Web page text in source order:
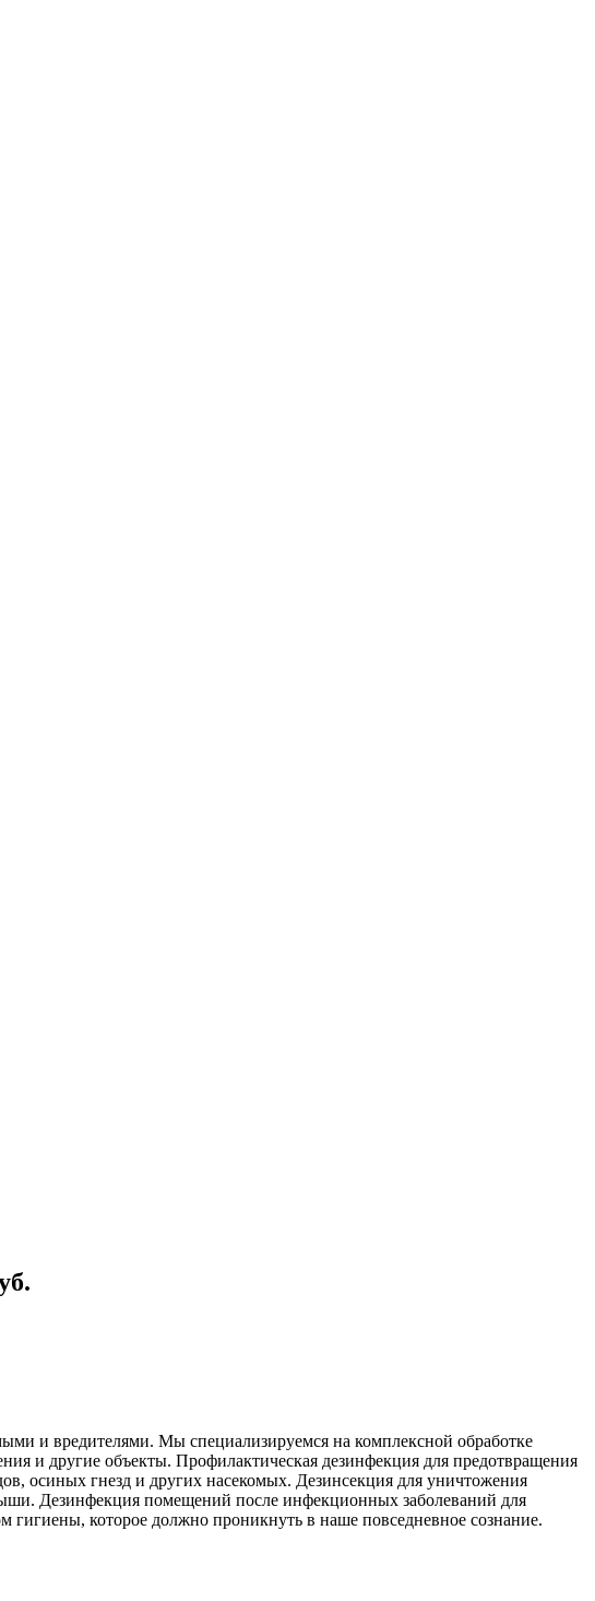
и вредителями. Мы специализируемся на комплексной обработке
и другие объекты. Профилактическая дезинфекция для предотвращения
осиных гнезд и других насекомых. Дезинсекция для уничтожения
Дезинфекция помещений после инфекционных заболеваний для
которое должно проникнуть в наше повседневное сознание.